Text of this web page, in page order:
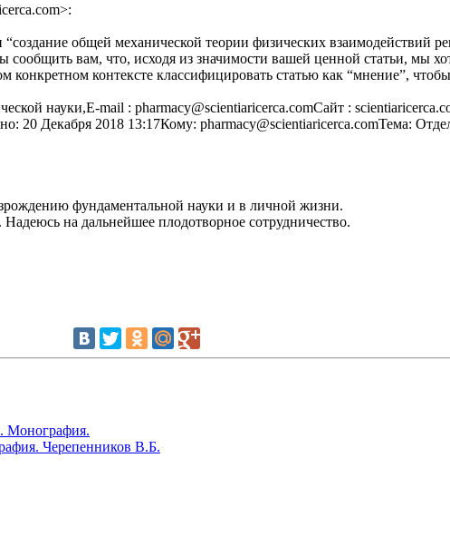
общей механической теории физических взаимодействий
вам, что, исходя из значимости вашей ценной статьи, мы
контексте классифицировать статью как “мнение”,
науки,E-mail : pharmacy@scientiaricerca.comСайт :
20 Декабря 2018 13:17Кому: pharmacy@scientiaricerca.comТема:
фундаментальной науки и в личной жизни.
на дальнейшее плодотворное сотрудничество.
Монография.
Черепенников В.Б.